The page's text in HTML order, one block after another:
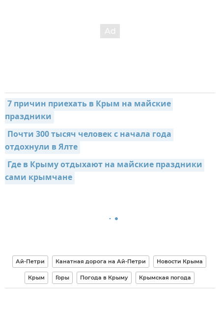
7 причин приехать в Крым на майские
праздники
Почти 300 тысяч человек с начала года
отдохнули в Ялте
Где в Крыму отдыхают на майские праздники
сами крымчане
Ай-Петри Канатная дорога на Ай-Петри Новости Крыма
Крым Горы Погода в Крыму Крымская погода